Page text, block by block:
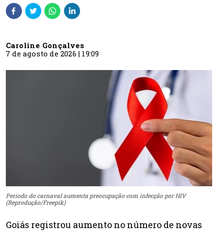
Caroline Gonçalves
7 de agosto de 2026 | 19:09
Período do carnaval aumenta preocupação com infecção por HIV
(Reprodução/Freepik)
Goiás registrou aumento no número de novas